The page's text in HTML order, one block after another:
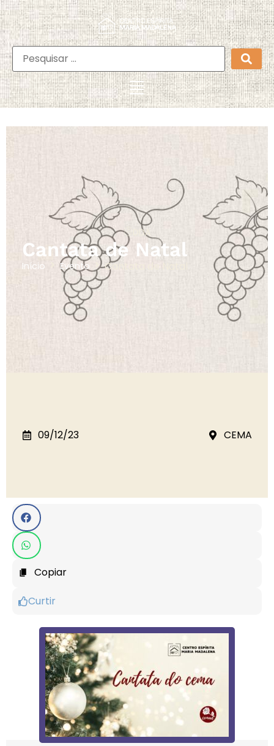
DDA
Cantata de Natal
Início Evento Cantata de Natal
09/12/23 CEMA
Copiar
Curtir